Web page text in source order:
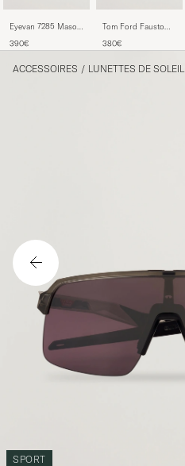
Eyevan 7285 Mason
390€
Tom Ford Fausto
Brown/Green
380€
ACCESSOIRES / LUNETTES DE SOLEIL
SPORT